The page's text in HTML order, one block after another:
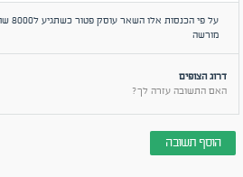
על
מורשה
דרוג הצופים
האם התשובה עזרה לך?
הוסף תשובה